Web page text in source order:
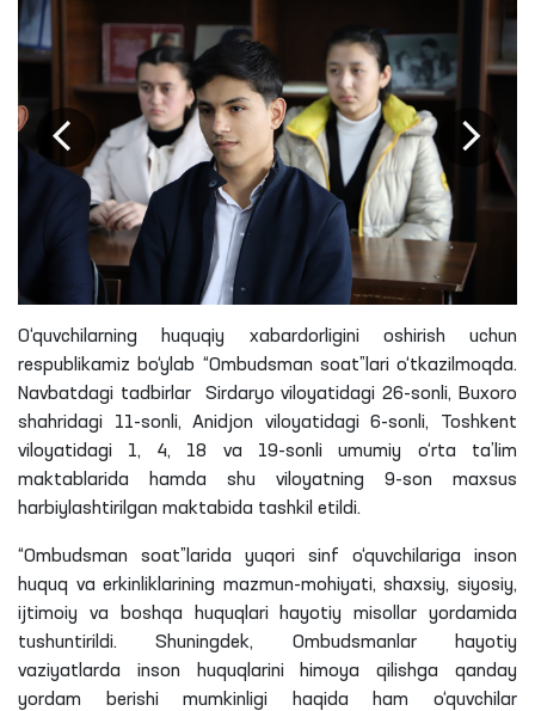
O‘quvchilarning huquqiy xabardorligini oshirish uchun
respublikamiz bo‘ylab “Ombudsman soat”lari o‘tkazilmoqda.
Navbatdagi tadbirlar Sirdaryo viloyatidagi 26-sonli, Buxoro
shahridagi 11-sonli, Anidjon viloyatidagi 6-sonli, Toshkent
viloyatidagi 1, 4, 18 va 19-sonli umumiy o‘rta ta’lim
maktablarida hamda shu viloyatning 9-son maxsus
harbiylashtirilgan maktabida tashkil etildi.
“Ombudsman soat”larida yuqori sinf o‘quvchilariga inson
huquq va erkinliklarining mazmun-mohiyati, shaxsiy, siyosiy,
ijtimoiy va boshqa huquqlari hayotiy misollar yordamida
tushuntirildi. Shuningdek, Ombudsmanlar hayotiy
vaziyatlarda inson huquqlarini himoya qilishga qanday
yordam berishi mumkinligi haqida ham o‘quvchilar